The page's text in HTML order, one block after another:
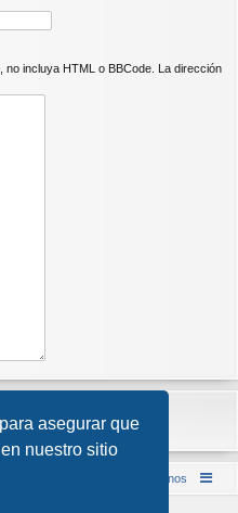
asegurar que
nuestro sitio
incluya HTML o BBCode. La dirección
Contáctenos